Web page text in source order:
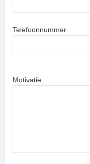
Telefoonnummer
Motivatie